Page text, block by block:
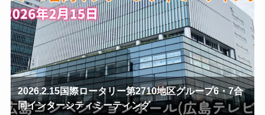
2026.2.15国際ロータリー第2710地区グループ6・7合
同インターシティミーティング